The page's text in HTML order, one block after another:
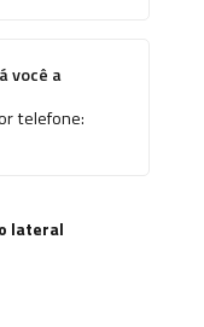
você a
telefone:
lateral